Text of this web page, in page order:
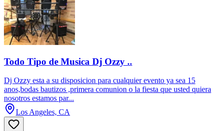
Todo Tipo de Musica Dj Ozzy ..
Dj Ozzy esta a su disposicion para cualquier evento ya sea 15
anos,bodas bautizos ,primera comunion o la fiesta que usted quiera
nosotros estamos par...
Los Angeles, CA